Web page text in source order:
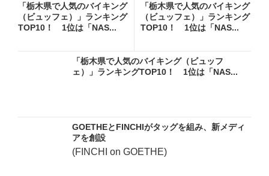
「栃木県で人気のバイキング
（ビュッフェ）」ランキング
TOP10！ 1位は「NAS...
「栃木県で人気のバイキング
（ビュッフェ）」ランキング
TOP10！ 1位は「NAS...
「栃木県で人気のバイキング（ビュッフ
ェ）」ランキングTOP10！ 1位は「NAS...
GOETHEとFINCHIがタッグを組み、新メディ
アを創設
(FINCHI on GOETHE)